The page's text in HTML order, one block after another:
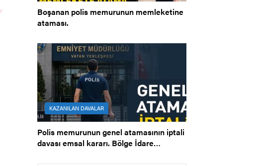
Boşanan polis memurunun memleketine
ataması.
KAZANILAN DAVALAR
Polis memurunun genel atamasının iptali
davası emsal kararı. Bölge İdare